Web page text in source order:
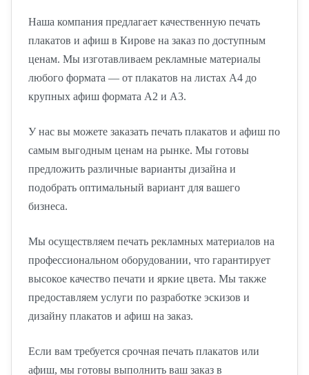
Наша компания предлагает качественную печать
плакатов и афиш в Кирове на заказ по доступным
ценам. Мы изготавливаем рекламные материалы
любого формата — от плакатов на листах А4 до
крупных афиш формата А2 и А3.
У нас вы можете заказать печать плакатов и афиш по
самым выгодным ценам на рынке. Мы готовы
предложить различные варианты дизайна и
подобрать оптимальный вариант для вашего
бизнеса.
Мы осуществляем печать рекламных материалов на
профессиональном оборудовании, что гарантирует
высокое качество печати и яркие цвета. Мы также
предоставляем услуги по разработке эскизов и
дизайну плакатов и афиш на заказ.
Если вам требуется срочная печать плакатов или
афиш, мы готовы выполнить ваш заказ в